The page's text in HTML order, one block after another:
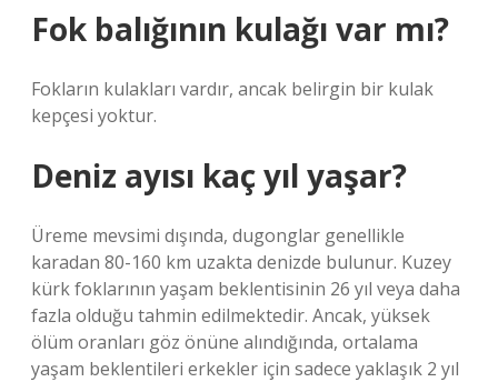
Fok balığının kulağı var mı?
Fokların kulakları vardır, ancak belirgin bir kulak
kepçesi yoktur.
Deniz ayısı kaç yıl yaşar?
Üreme mevsimi dışında, dugonglar genellikle
karadan 80-160 km uzakta denizde bulunur. Kuzey
kürk foklarının yaşam beklentisinin 26 yıl veya daha
fazla olduğu tahmin edilmektedir. Ancak, yüksek
ölüm oranları göz önüne alındığında, ortalama
yaşam beklentileri erkekler için sadece yaklaşık 2 yıl